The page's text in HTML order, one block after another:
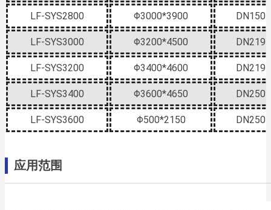
LF-SYS2800 Φ3000*3900 DN150
LF-SYS3000 Φ3200*4500 DN219
LF-SYS3200 Φ3400*4600 DN219
LF-SYS3400 Φ3600*4650 DN250
LF-SYS3600 Φ500*2150 DN250
应用范围